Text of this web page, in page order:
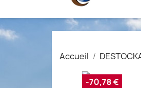
Accueil
-70,78 €